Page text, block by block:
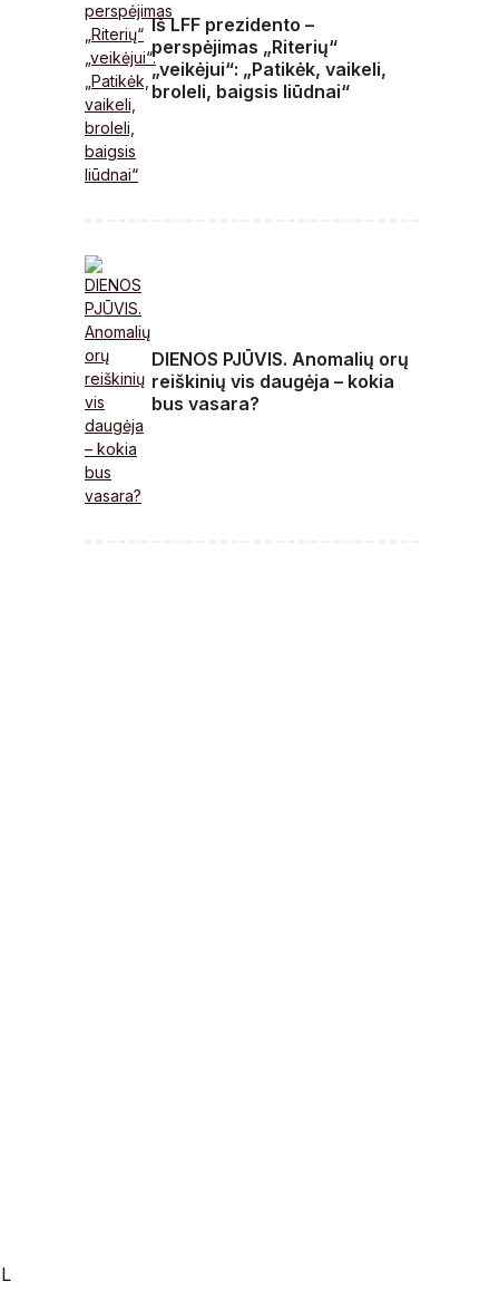
Iš LFF prezidento –
perspėjimas „Riterių“
„veikėjui“: „Patikėk, vaikeli,
broleli, baigsis liūdnai“
DIENOS PJŪVIS. Anomalių orų
reiškinių vis daugėja – kokia
bus vasara?